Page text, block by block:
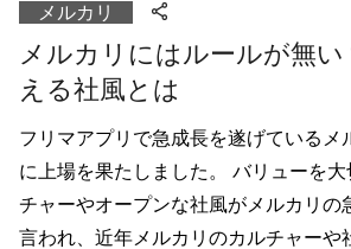
メルカリ
メルカリにはルールが無い
える社風とは
フリマアプリで急成長を遂げているメ
に上場を果たしました。 バリューを
チャーやオープンな社風がメルカリの
言われ、近年メルカリのカルチャーや